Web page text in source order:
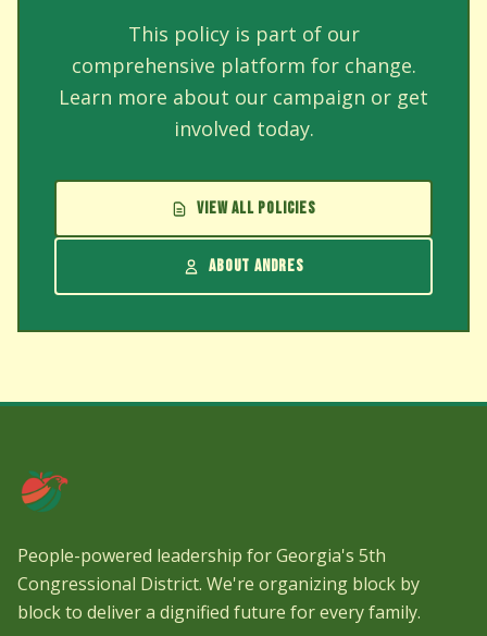
This policy is part of our
comprehensive platform for change.
Learn more about our campaign or get
involved today.
VIEW ALL POLICIES
ABOUT ANDRES
People-powered leadership for Georgia's 5th
Congressional District. We're organizing block by
block to deliver a dignified future for every family.